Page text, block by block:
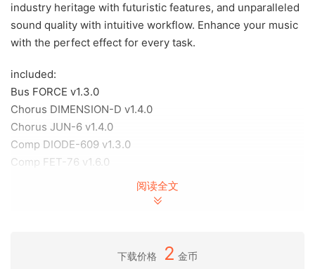
industry heritage with futuristic features, and unparalleled
sound quality with intuitive workflow. Enhance your music
with the perfect effect for every task.
included:
Bus FORCE v1.3.0
Chorus DIMENSION-D v1.4.0
Chorus JUN-6 v1.4.0
Comp DIODE-609 v1.3.0
Comp FET-76 v1.6.0
Delay TAPE-201 v1.6.0
阅读全文
下载价格 2 金币